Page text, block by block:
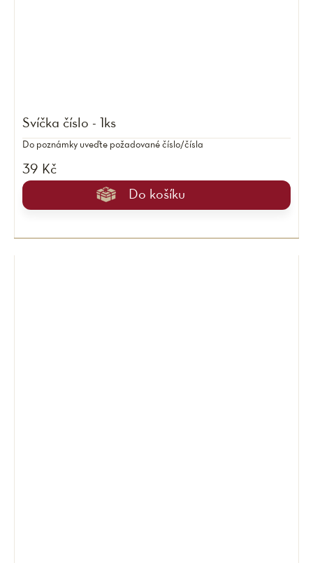
Svíčka číslo - 1ks
39 Kč
Do košíku
Do poznámky uveďte požadované číslo/čísla